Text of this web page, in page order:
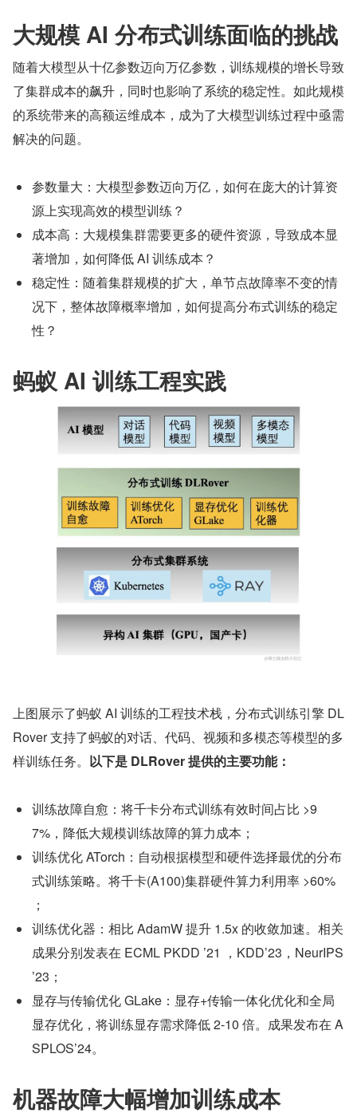
大规模 AI 分布式训练面临的挑战
随着大模型从十亿参数迈向万亿参数，训练规模的增长导致
了集群成本的飙升，同时也影响了系统的稳定性。如此规模
的系统带来的高额运维成本，成为了大模型训练过程中亟需
解决的问题。
参数量大：大模型参数迈向万亿，如何在庞大的计算资
源上实现高效的模型训练？
成本高：大规模集群需要更多的硬件资源，导致成本显
著增加，如何降低 AI 训练成本？
稳定性：随着集群规模的扩大，单节点故障率不变的情
况下，整体故障概率增加，如何提高分布式训练的稳定
性？
蚂蚁 AI 训练工程实践
上图展示了蚂蚁 AI 训练的工程技术栈，分布式训练引擎 DL
Rover 支持了蚂蚁的对话、代码、视频和多模态等模型的多
样训练任务。 以下是 DLRover 提供的主要功能：
训练故障自愈：将千卡分布式训练有效时间占比 >9
7%，降低大规模训练故障的算力成本；
训练优化 ATorch：自动根据模型和硬件选择最优的分布
式训练策略。将千卡(A100)集群硬件算力利用率 >60%
；
训练优化器：相比 AdamW 提升 1.5x 的收敛加速。相关
成果分别发表在 ECML PKDD ’21 ，KDD’23，NeurIPS
’23；
显存与传输优化 GLake：显存+传输一体化优化和全局
显存优化，将训练显存需求降低 2-10 倍。成果发布在 A
SPLOS’24。
机器故障大幅增加训练成本